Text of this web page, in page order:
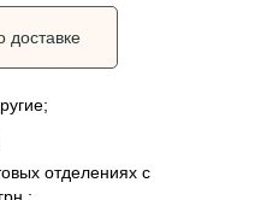
доставке
отделениях с